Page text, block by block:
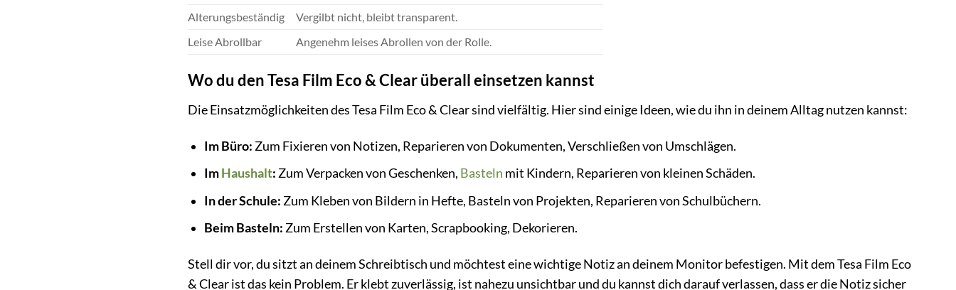
Alterungsbeständig
Vergilbt nicht, bleibt transparent.
Leise Abrollbar
Angenehm leises Abrollen von der Rolle.
Wo du den Tesa Film Eco & Clear überall einsetzen kannst
Die Einsatzmöglichkeiten des Tesa Film Eco & Clear sind vielfältig. Hier sind einige Ideen, wie du ihn in deinem Alltag nutzen kannst:
Im Büro: Zum Fixieren von Notizen, Reparieren von Dokumenten, Verschließen von Umschlägen.
ImHaushalt: Zum Verpacken von Geschenken, Basteln mit Kindern, Reparieren von kleinen Schäden.
In der Schule: Zum Kleben von Bildern in Hefte, Basteln von Projekten, Reparieren von Schulbüchern.
Beim Basteln:Zum Erstellen von Karten, Scrapbooking, Dekorieren.
Stell dir vor, du sitzt an deinem Schreibtisch und möchtest eine wichtige Notiz an deinem Monitor befestigen. Mit dem Tesa Film Eco
& Clear ist das kein Problem. Er klebt zuverlässig, ist nahezu unsichtbar und du kannst dich darauf verlassen, dass er die Notiz sicher